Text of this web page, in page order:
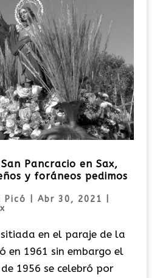
Pancracio en Sax,
y foráneos pedimos
Picó Abr 30, 2021
en el paraje de la
en 1961 sin embargo el
1956 se celebró por